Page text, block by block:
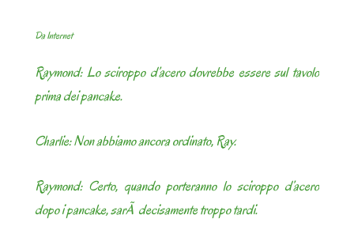
Da Internet
Raymond: Lo sciroppo d’acero dovrebbe essere sul tavolo
prima dei pancake.
Charlie: Non abbiamo ancora ordinato, Ray.
Raymond: Certo, quando porteranno lo sciroppo d’acero
dopo i pancake, sarÃ decisamente troppo tardi.